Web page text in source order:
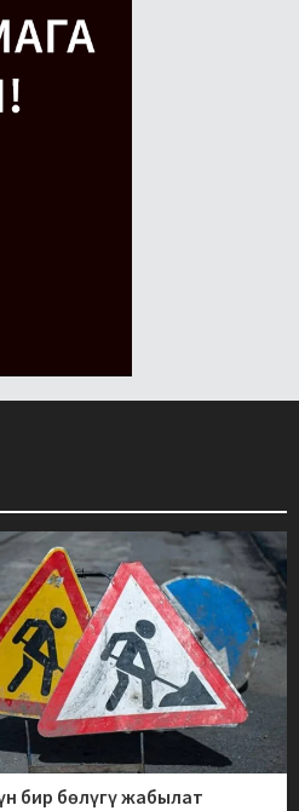
бир бөлүгү жабылат